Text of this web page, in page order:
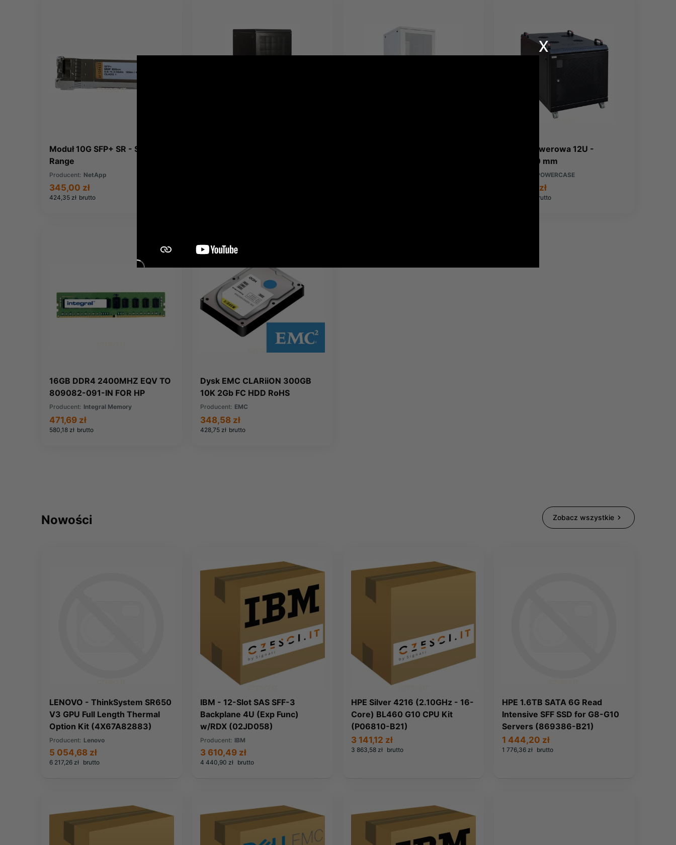
Moduł 10G SFP+ SR - Short
Range
Producent: NetApp
424,35 zł brutto
345,00 zł
Szafa serwerowa 12U -
600x800 mm
POWERCASE
brutto
1 778,56 zł
16GB DDR4 2400MHZ EQV TO
809082-091-IN FOR HP
COMPAQ
Producent: Integral Memory
580,18 zł brutto
471,69 zł
Dysk EMC CLARiiON 300GB
10K 2Gb FC HDD RoHS
(005048582)
Producent: EMC
428,75 zł brutto
348,58 zł
Nowości Zobacz wszystkie
LENOVO - ThinkSystem SR650
V3 GPU Full Length Thermal
Option Kit (4X67A82883)
Producent: Lenovo
6 217,26 zł brutto
5 054,68 zł
IBM - 12-Slot SAS SFF-3
Backplane 4U (Exp Func)
w/RDX (02JD058)
Producent: IBM
4 440,90 zł brutto
3 610,49 zł
HPE Silver 4216 (2.10GHz - 16-
Core) BL460 G10 CPU Kit
(P06810-B21)
3 863,58 zł brutto
3 141,12 zł
HPE 1.6TB SATA 6G Read
Intensive SFF SSD for G8-G10
Servers (869386-B21)
1 776,36 zł brutto
1 444,20 zł
x